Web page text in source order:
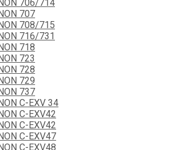
706/714
707
708/715
716/731
718
723
728
729
737
C-EXV 34
C-EXV42
C-EXV42
C-EXV47
C-EXV48